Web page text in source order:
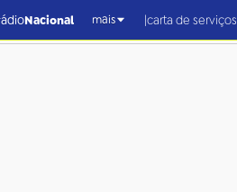
Nacional mais |carta de serviços